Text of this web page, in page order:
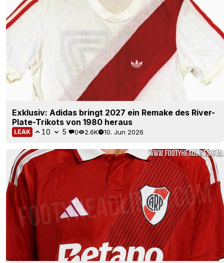
Exklusiv: Adidas bringt 2027 ein Remake des River-
Plate-Trikots von 1980 heraus
LEAK 10 5 0 2.6K 10. Jun 2026